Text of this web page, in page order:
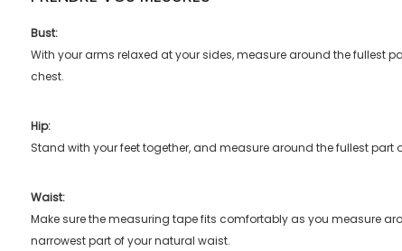
Bust:
With your arms relaxed at your sides, measure around the fullest
chest.
Hip:
Stand with your feet together, and measure around the fullest part
Waist:
Make sure the measuring tape fits comfortably as you measure
narrowest part of your natural waist.